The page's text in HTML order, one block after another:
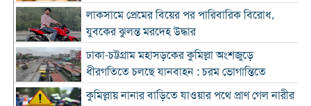
লাকসামে প্রেমের বিয়ের পর পারিবারিক বিরোধ,
যুবকের ঝুলন্ত মরদেহ উদ্ধার
ঢাকা-চট্টগ্রাম মহাসড়কের কুমিল্লা অংশজুড়ে
ধীরগতিতে চলছে যানবাহন : চরম ভোগান্তিতে
কুমিল্লায় নানার বাড়িতে যাওয়ার পথে প্রাণ গেল নারীর